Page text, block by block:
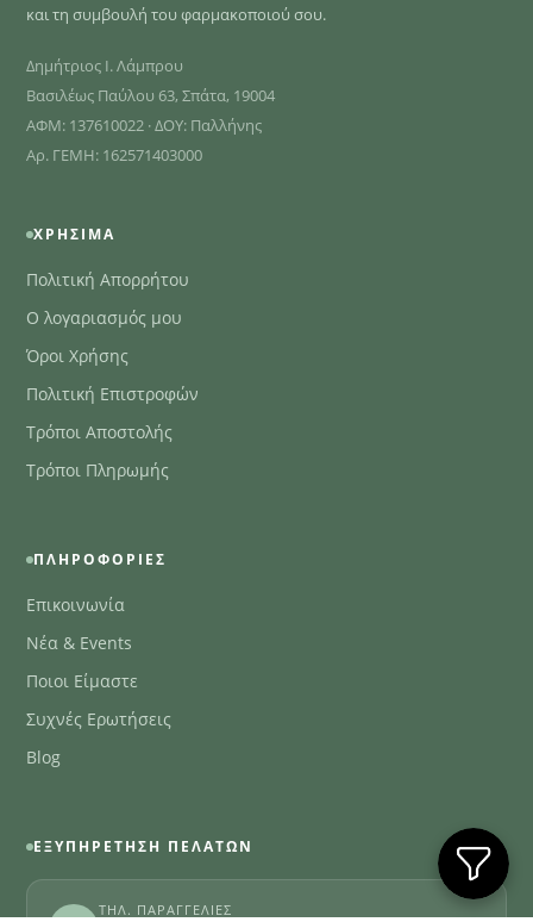
και τη συμβουλή του φαρμακοποιού σου.
Δημήτριος Ι. Λάμπρου
Βασιλέως Παύλου 63, Σπάτα, 19004
ΑΦΜ: 137610022 · ΔΟΥ: Παλλήνης
Αρ. ΓΕΜΗ: 162571403000
ΧΡΉΣΙΜΑ
Πολιτική Απορρήτου
Ο λογαριασμός μου
Όροι Χρήσης
Πολιτική Επιστροφών
Τρόποι Αποστολής
Τρόποι Πληρωμής
ΠΛΗΡΟΦΟΡΊΕΣ
Επικοινωνία
Νέα & Events
Ποιοι Είμαστε
Συχνές Ερωτήσεις
Blog
ΕΞΥΠΗΡΈΤΗΣΗ ΠΕΛΑΤΏΝ
ΤΗΛ. ΠΑΡΑΓΓΕΛΊΕΣ